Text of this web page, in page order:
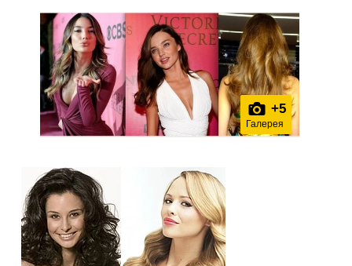
+5
Галерея